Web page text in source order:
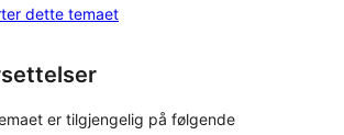
dette temaet
er tilgjengelig på følgende